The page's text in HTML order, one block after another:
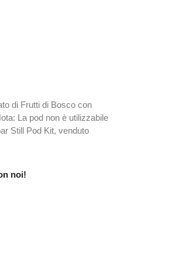
di Frutti di Bosco con
La pod non è utilizzabile
Still Pod Kit, venduto
noi!